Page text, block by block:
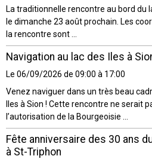
La traditionnelle rencontre au bord du
le dimanche 23 août prochain. Les
la rencontre sont ...
Navigation au lac des Iles à
Le 06/09/2026 de 09:00 à 17:00
Venez naviguer dans un très beau
Iles à Sion ! Cette rencontre ne serait
l’autorisation de la Bourgeoisie ...
Fête anniversaire des 30 ans
à St-Triphon